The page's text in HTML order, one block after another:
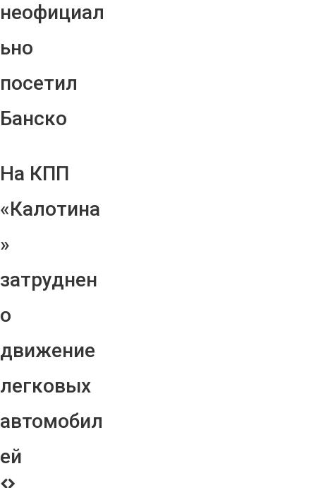
неофициал
ьно
посетил
Банско
На КПП
«Калотина
»
затруднен
о
движение
легковых
автомобил
ей